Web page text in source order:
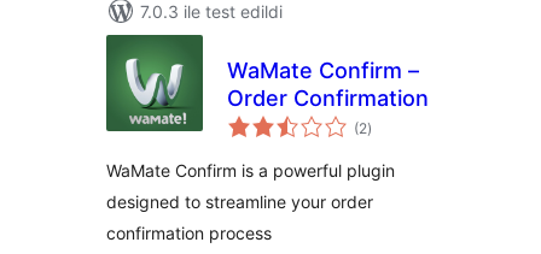
7.0.3 ile test edildi
WaMate Confirm –
Order Confirmation
(2toplam
puan
)
WaMate Confirm is a powerful plugin
designed to streamline your order
confirmation process